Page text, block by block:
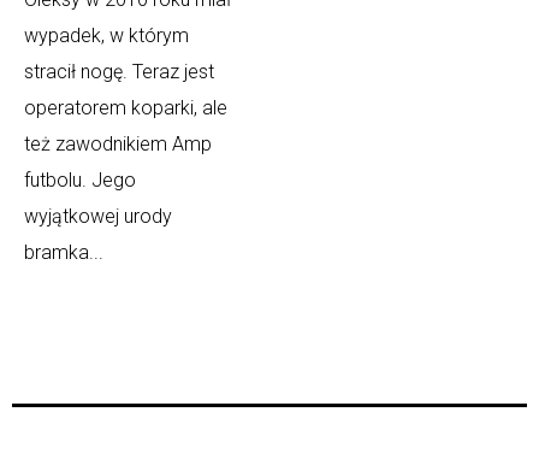
wypadek, w którym
stracił nogę. Teraz jest
operatorem koparki, ale
też zawodnikiem Amp
futbolu. Jego
wyjątkowej urody
bramka...